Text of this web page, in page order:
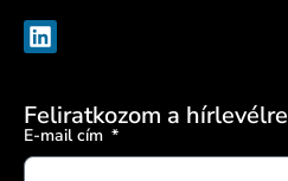
Feliratkozom a hírlevélre
E-mail cím